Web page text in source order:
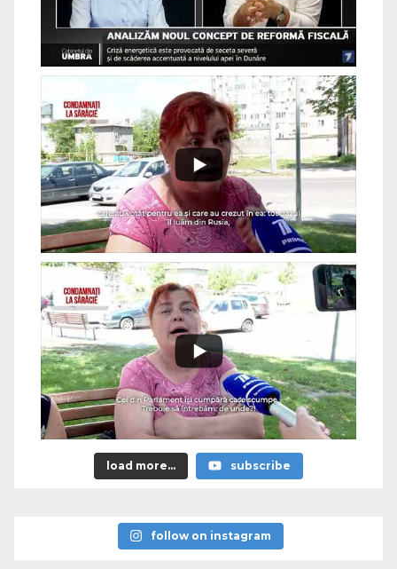
load more... subscribe
follow on instagram